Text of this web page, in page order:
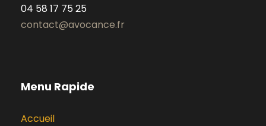
04 58 17 75 25
contact@avocance.fr
Menu Rapide
Accueil